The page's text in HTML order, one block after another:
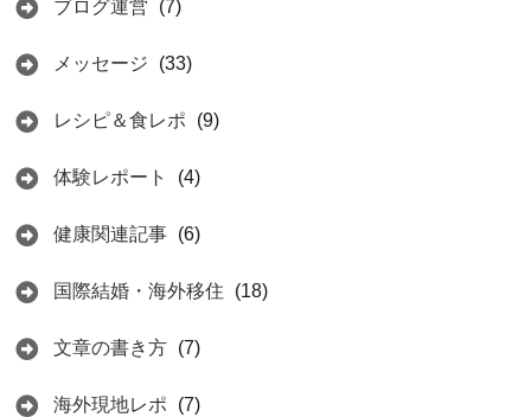
ブログ運営 (7)
メッセージ (33)
レシピ＆食レポ (9)
体験レポート (4)
健康関連記事 (6)
国際結婚・海外移住 (18)
文章の書き方 (7)
海外現地レポ (7)